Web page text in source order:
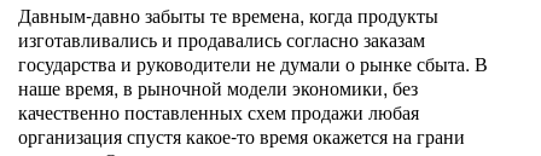
Давным-давно забыты те времена, когда продукты
изготавливались и продавались согласно заказам
государства и руководители не думали о рынке сбыта. В
наше время, в рыночной модели экономики, без
качественно поставленных схем продажи любая
организация спустя какое-то время окажется на грани